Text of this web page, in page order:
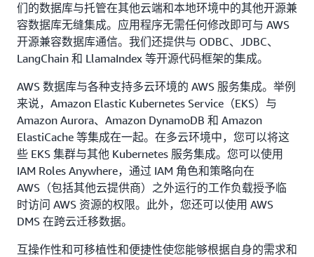
们的数据库与托管在其他云端和本地环境中的其他开源兼
容数据库无缝集成。应用程序无需任何修改即可与 AWS
开源兼容数据库通信。我们还提供与 ODBC、JDBC、
LangChain 和 LlamaIndex 等开源代码框架的集成。
AWS 数据库与各种支持多云环境的 AWS 服务集成。举例
来说，Amazon Elastic Kubernetes Service（EKS）与
Amazon Aurora、Amazon DynamoDB 和 Amazon
ElastiCache 等集成在一起。在多云环境中，您可以将这
些 EKS 集群与其他 Kubernetes 服务集成。您可以使用
IAM Roles Anywhere，通过 IAM 角色和策略向在
AWS（包括其他云提供商）之外运行的工作负载授予临
时访问 AWS 资源的权限。此外，您还可以使用 AWS
DMS 在跨云迁移数据。
互操作性和可移植性和便捷性使您能够根据自身的需求和